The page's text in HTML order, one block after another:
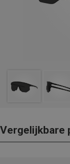
Vergelijkbare